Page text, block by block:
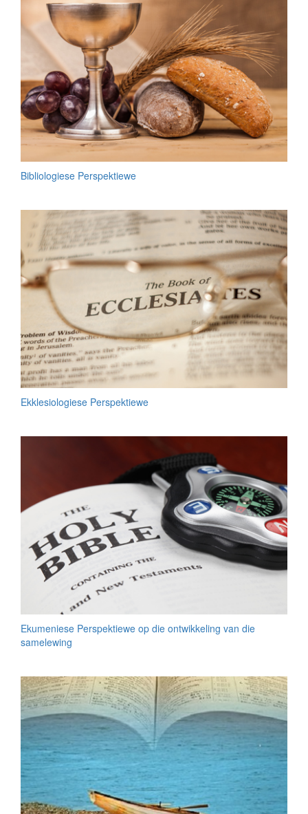
Bibliologiese Perspektiewe
Ekklesiologiese Perspektiewe
Ekumeniese Perspektiewe op die ontwikkeling van die
samelewing